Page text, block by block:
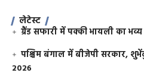
लेटेस्ट
ग्रैंड सफारी में पक्की भायली का
पश्चिम बंगाल में बीजेपी सरकार,
2026